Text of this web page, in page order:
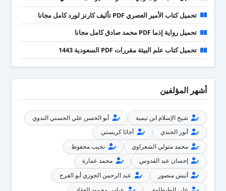
تحميل كتاب الأمير العصري PDF تأليف كارنز لورد كامل مجانا
تحميل رواية إذما PDF محمد صادق كامل مجانا
تحميل كتاب علم البيئة مقررات PDF السعودية 1443
أشهر المؤلفين
شيخ الإسلام ابن تيمية
أبو الحسن علي الحسني الندوي
أنور الجندي
أجاثا كريستي
محمد متولي الشعراوي
نجيب محفوظ
إحسان عبد القدوس
محمد عمارة
أنيس منصور
عبد الرحمن الجوزي أبو الفرج